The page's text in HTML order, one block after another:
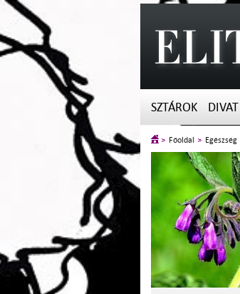
SZTÁROK DIVAT
Főoldal Egészség